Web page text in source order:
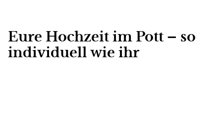
Eure Hochzeit im Pott – so
individuell wie ihr